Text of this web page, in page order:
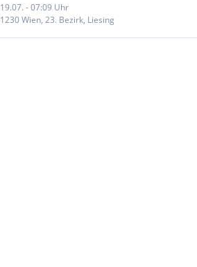
19.07. - 07:09 Uhr
1230 Wien, 23. Bezirk, Liesing